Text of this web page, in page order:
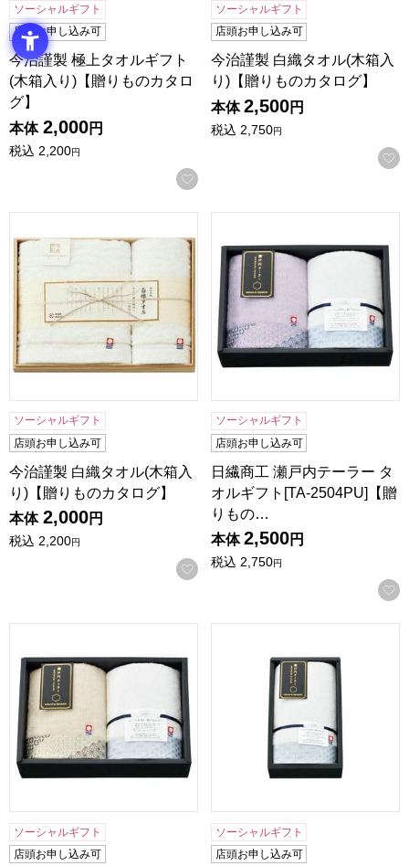
ソーシャルギフト
店頭お申し込み可
今治謹製 極上タオルギフト
(木箱入り)【贈りものカタロ
グ】
本体 2,000円
税込 2,200円
お気に入りに登録する
ソーシャルギフト
店頭お申し込み可
今治謹製 白織タオル(木箱入
り)【贈りものカタログ】
本体 2,500円
税込 2,750円
ソーシャルギフト
店頭お申し込み可
今治謹製 白織タオル(木箱入
り)【贈りものカタログ】
本体 2,000円
税込 2,200円
お気に入りに登録する
ソーシャルギフト
店頭お申し込み可
日繊商工 瀬戸内テーラー タ
オルギフト[TA-2504PU]【贈
りもの…
本体 2,500円
税込 2,750円
ソーシャルギフト
店頭お申し込み可
ソーシャルギフト
店頭お申し込み可